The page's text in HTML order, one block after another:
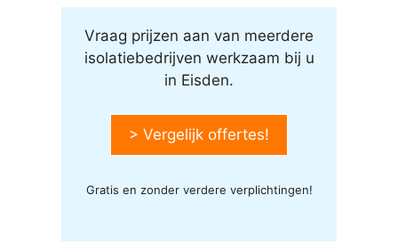
Vraag prijzen aan van meerdere
isolatiebedrijven werkzaam bij u
in Eisden.
> Vergelijk offertes!
Gratis en zonder verdere verplichtingen!